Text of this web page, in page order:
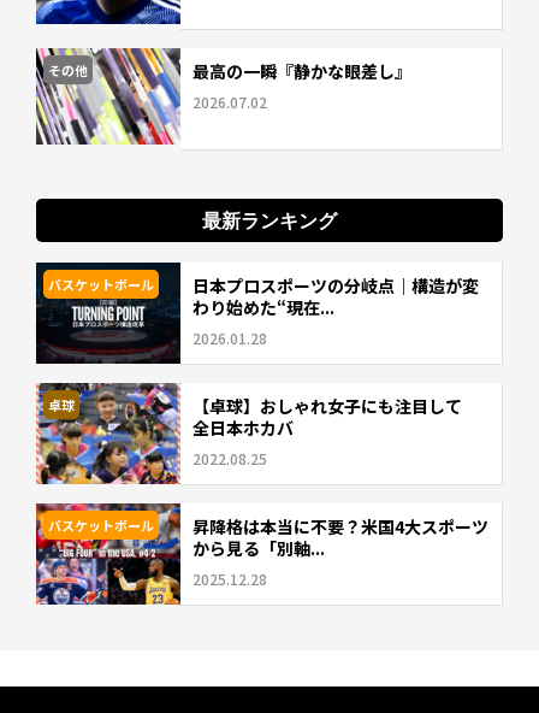
その他 最高の一瞬『静かな眼差し』
2026.07.02
最新ランキング
バスケットボール
日本プロスポーツの分岐点｜構造が変
わり始めた“現在...
2026.01.28
卓球
【卓球】おしゃれ女子にも注目して
全日本ホカバ
2022.08.25
バスケットボール
昇降格は本当に不要？米国4大スポーツ
から見る「別軸...
2025.12.28